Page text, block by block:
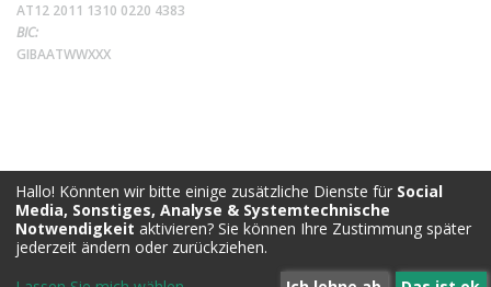
AT12 2011 1310 0220 4383
BIC:
GIBAATWWXXX
Hallo! Könnten wir bitte einige zusätzliche Dienste für Social
Media, Sonstiges, Analyse & Systemtechnische
Notwendigkeit aktivieren? Sie können Ihre Zustimmung später
jederzeit ändern oder zurückziehen.